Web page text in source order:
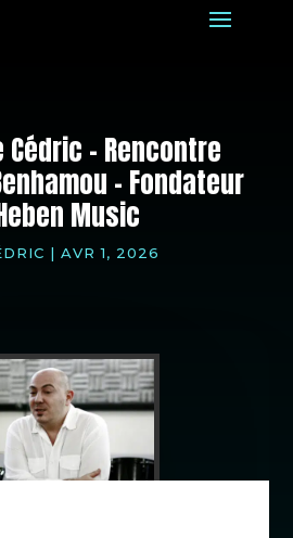
Cédric – Rencontre
– Fondateur
Music
| AVR 1, 2026